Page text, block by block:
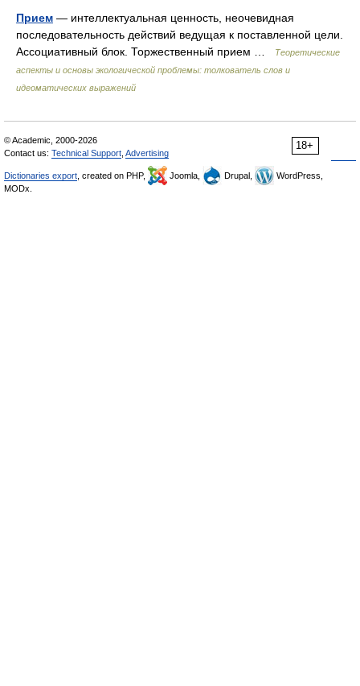
Прием — интеллектуальная ценность, неочевидная
последовательность действий ведущая к поставленной цели.
Ассоциативный блок. Торжественный прием …
Теоретические
аспекты и основы экологической проблемы: толкователь слов и
идеоматических выражений
18+
© Academic, 2000-2026
Contact us: Technical Support Advertising
Dictionaries export , created on PHP, Joomla, Drupal,
WordPress,
MODx.